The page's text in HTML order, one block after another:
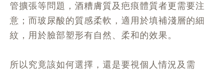
管擴張等問題，酒糟膚質及疤痕體質者更需要注
意；而玻尿酸的質感柔軟，適用於填補淺層的細
紋，用於臉部塑形有自然、柔和的效果。
所以究竟該如何選擇，還是要視個人情況及需